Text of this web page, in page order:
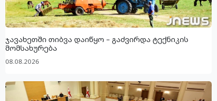
ჯავახეთში თიბვა დაიწყო – გაძვირდა ტექნიკის
მომსახურება
08.08.2026